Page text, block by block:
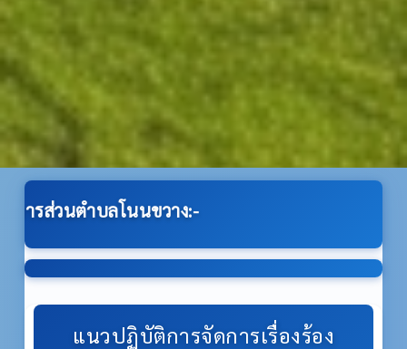
าง:-
แนวปฏิบัติการจัดการเรื่องร้อง